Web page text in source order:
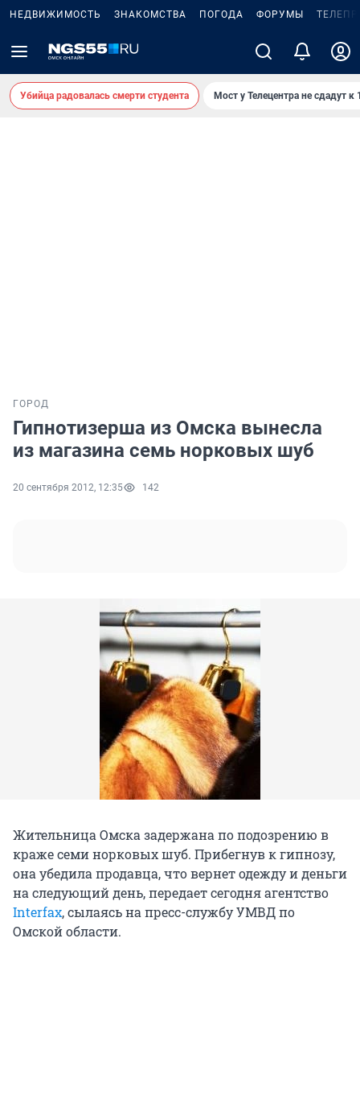
НЕДВИЖИМОСТЬ ЗНАКОМСТВА ПОГОДА ФОРУМЫ
Убийца радовалась смерти студента Мост у Телецентра не сдадут к
ГОРОД
Гипнотизерша из Омска вынесла
из магазина семь норковых шуб
20 сентября 2012, 12:35 142
Жительница Омска задержана по подозрению в
краже семи норковых шуб. Прибегнув к гипнозу,
она убедила продавца, что вернет одежду и деньги
на следующий день, передает сегодня агентство
Interfax, сылаясь на пресс-службу УМВД по
Омской области.